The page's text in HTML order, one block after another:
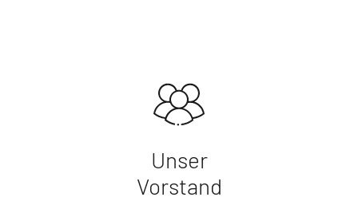
Unser
Vorstand